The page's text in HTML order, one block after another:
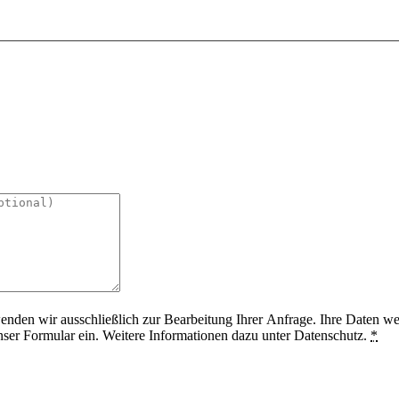
wir ausschließlich zur Bearbeitung Ihrer Anfrage. Ihre Daten
Formular ein. Weitere Informationen dazu unter Datenschutz. *